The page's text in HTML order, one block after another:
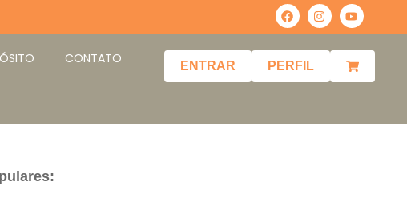
CONTATO
ENTRAR PERFIL